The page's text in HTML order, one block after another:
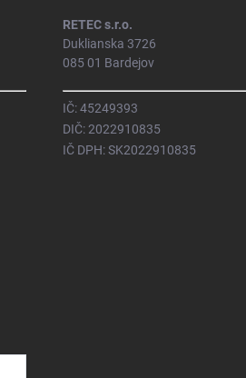
RETEC s.r.o.
Duklianska 3726
085 01 Bardejov
IČ: 45249393
DIČ: 2022910835
IČ DPH: SK2022910835